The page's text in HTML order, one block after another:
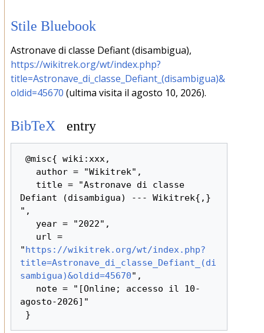
Stile Bluebook
Astronave di classe Defiant (disambigua),
https://wikitrek.org/wt/index.php?
title=Astronave_di_classe_Defiant_(disambigua)&
oldid=45670 (ultima visita il agosto 10, 2026).
BibTeX entry
@misc{ wiki:xxx,
Defiant (disambigua) --- Wikitrek{,}
",
"https://wikitrek.org/wt/index.php?
title=Astronave_di_classe_Defiant_(di
sambigua)&oldid=45670",
agosto-2026]"